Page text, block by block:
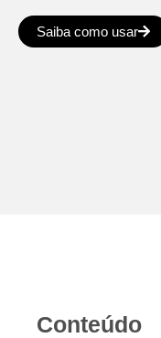
Saiba como usar
Conteúdo